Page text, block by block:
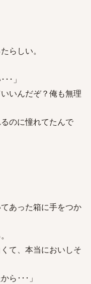
らしい。
･」
いんだぞ？俺も無理
のに憧れてたんで
あった箱に手をつか
て、本当においしそ
ら･･･」